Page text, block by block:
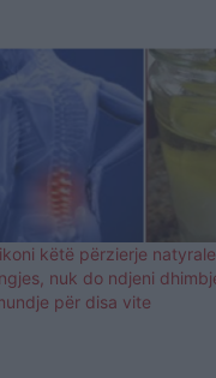
këtë përzierje
nuk do ndjeni
për disa vite